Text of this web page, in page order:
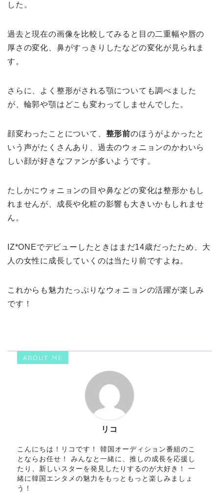
した。
過去と現在の画像を比較してみると目の二重幅や唇の
厚さの変化、鼻がすっきりしたなどの変化が見られま
す。
さらに、よく整形がされる顎についても調べました
が、輪郭や顎はどこも変わってしませんでした。
顔変わったことについて、 整形前のほうがよかったと
いう声がたくさんあり、過去のウォニョンのかわいら
しい顔が好きなファンが多いようです。
たしかにウォニョンの目や鼻などの変化は整形かもし
れませんが、成長や化粧の影響も大きいかもしれませ
ん。
IZ*ONEでデビューしたときはまだ14歳だったため、大
人の女性に成長していくのは当たり前ですよね。
これからも魅力たっぷりなウォニョンの活躍が楽しみ
です！
ABOUT ME
リコ
こんにちは！リコです！ 韓国オーディション番組のこ
とならお任せ！ みんなと一緒に、推しの成長を応援し
たり、新しいスターを発見したりするのが大好き！ 一
緒に韓国エンタメの魅力をもっともっと楽しみましょ
う！